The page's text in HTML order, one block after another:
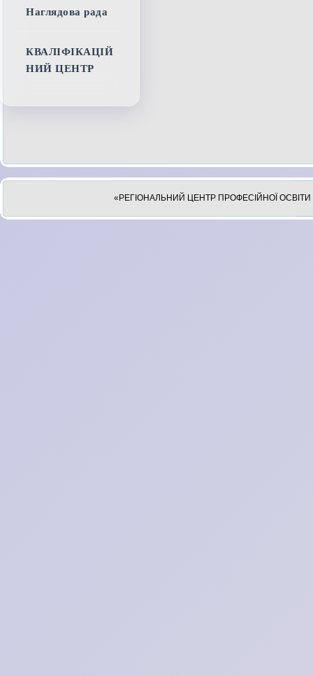
Наглядова рада
КВАЛІФІКАЦІЙ
НИЙ ЦЕНТР
«РЕГІОНАЛЬНИЙ ЦЕНТР ПРОФЕСІЙНОЇ